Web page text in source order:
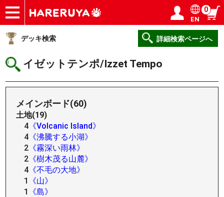
ショップ
買取
記事
デッキ検索
デッキ構築
選手一覧
店舗一覧
イベント
ヘルプ
お問い合わせ ログイン／会員登録
EN
0
デッキ検索 詳細検索ページへ
イゼットテンポ/Izzet Tempo
メインボード(60)
土地(19)
4 《Volcanic Island》
4 《沸騰する小湖》
2 《霧深い雨林》
2 《樹木茂る山麓》
4 《不毛の大地》
1
《山》
1
《島》